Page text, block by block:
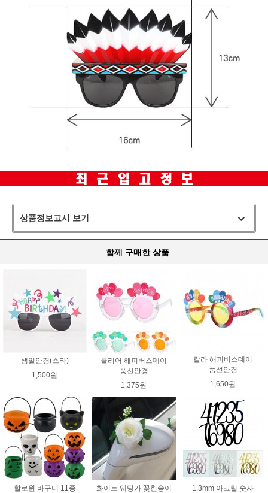
상품정보고시 보기
함께 구매한 상품
생일안경(스타)
1,500원
클리어 해피버스데이
풍선안경
1,375원
칼라 해피버스데이
풍선안경
1,650원
할로윈 바구니 11종
화이트 웨딩카 꽃한송이
1.3mm 아크릴 숫자